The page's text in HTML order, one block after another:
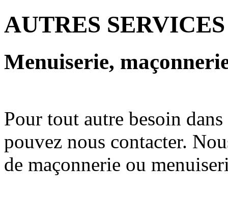
AUTRES SERVICES
Menuiserie,
Pour tout autre besoin
pouvez nous contacter.
de maçonnerie ou